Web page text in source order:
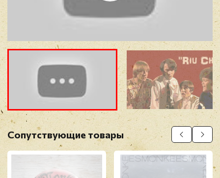
Прикрепить фото
Оставить отзыв
Перед публикацией отзывы проходят
модерацию
Сопутствующие товары